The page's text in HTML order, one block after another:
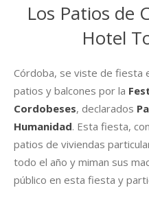
Los Patios de
Hotel
Córdoba, se viste de fiesta
patios y balcones por la
Cordobeses, declarados
Humanidad. Esta fiesta,
patios de viviendas
todo el año y miman sus
público en esta fiesta y